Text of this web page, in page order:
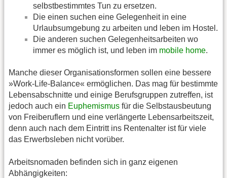
selbstbestimmtes Tun zu ersetzen.
Die einen suchen eine Gelegenheit in eine
Urlaubsumgebung zu arbeiten und leben im Hostel.
Die anderen suchen Gelegenheitsarbeiten wo
immer es möglich ist, und leben im mobile home.
Manche dieser Organisationsformen sollen eine bessere
»Work-Life-Balance« ermöglichen. Das mag für bestimmte
Lebensabschnitte und einige Berufsgruppen zutreffen, ist
jedoch auch ein Euphemismus für die Selbstausbeutung
von Freiberuflern und eine verlängerte Lebensarbeitszeit,
denn auch nach dem Eintritt ins Rentenalter ist für viele
das Erwerbsleben nicht vorüber.
Arbeitsnomaden befinden sich in ganz eigenen
Abhängigkeiten: